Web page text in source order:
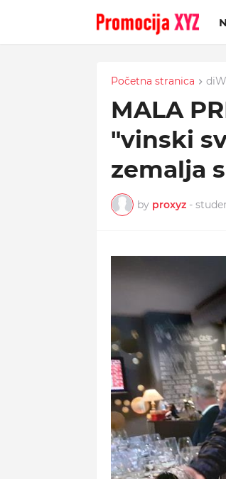
Početna stranica
MALA
"vinski
zemalja
by proxyz -